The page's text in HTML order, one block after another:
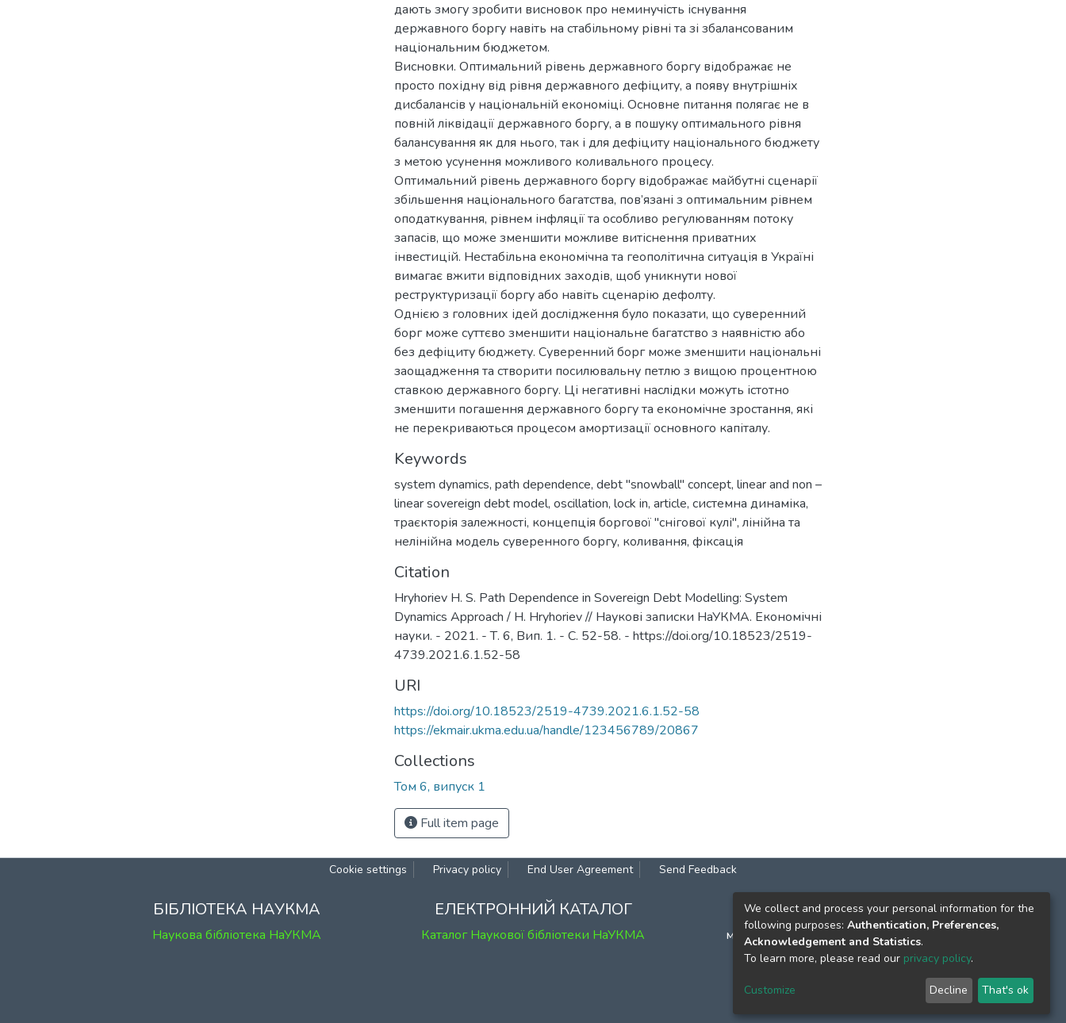
дають змогу зробити висновок про неминучість існування
державного боргу навіть на стабільному рівні та зі збалансованим
національним бюджетом.
Висновки. Оптимальний рівень державного боргу відображає не
просто похідну від рівня державного дефіциту, а появу внутрішніх
дисбалансів у національній економіці. Основне питання полягає не в
повній ліквідації державного боргу, а в пошуку оптимального рівня
балансування як для нього, так і для дефіциту національного бюджету
з метою усунення можливого коливального процесу.
Оптимальний рівень державного боргу відображає майбутні сценарії
збільшення національного багатства, пов’язані з оптимальним рівнем
оподаткування, рівнем інфляції та особливо регулюванням потоку
запасів, що може зменшити можливе витіснення приватних
інвестицій. Нестабільна економічна та геополітична ситуація в Україні
вимагає вжити відповідних заходів, щоб уникнути нової
реструктуризації боргу або навіть сценарію дефолту.
Однією з головних ідей дослідження було показати, що суверенний
борг може суттєво зменшити національне багатство з наявністю або
без дефіциту бюджету. Суверенний борг може зменшити національні
заощадження та створити посилювальну петлю з вищою процентною
ставкою державного боргу. Ці негативні наслідки можуть істотно
зменшити погашення державного боргу та економічне зростання, які
не перекриваються процесом амортизації основного капіталу.
Keywords
system dynamics, path dependence, debt "snowball" concept, linear and non –
linear sovereign debt model, oscillation, lock in, article, системна динаміка,
траєкторія залежності, концепція боргової "снігової кулі", лінійна та
нелінійна модель суверенного боргу, коливання, фіксація
Citation
Hryhoriev H. S. Path Dependence in Sovereign Debt Modelling: System
Dynamics Approach / H. Hryhoriev // Наукові записки НаУКМА. Економічні
науки. - 2021. - Т. 6, Вип. 1. - С. 52-58. - https://doi.org/10.18523/2519-
4739.2021.6.1.52-58
URI
https://doi.org/10.18523/2519-4739.2021.6.1.52-58
https://ekmair.ukma.edu.ua/handle/123456789/20867
Collections
Том 6, випуск 1
Full item page
Cookie settings Privacy policy End User Agreement Send Feedback
БІБЛІОТЕКА НАУКМА
Наукова бібліотека НаУКМА
ЕЛЕКТРОННИЙ КАТАЛОГ
Каталог Наукової бібліотеки НаУКМА
КОНТАКТИ
м. Київ, вул. Григорія Сковороди, 2
к. 1, к. 120
We collect and process your personal information for the
following purposes: Authentication, Preferences,
Acknowledgement and Statistics.
To learn more, please read our privacy policy.
Customize Decline That's ok